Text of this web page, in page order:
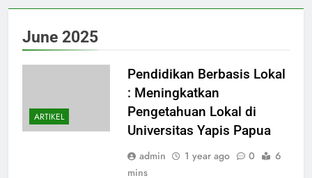
June 2025
ARTIKEL
Pendidikan Berbasis Lokal
: Meningkatkan
Pengetahuan Lokal di
Universitas Yapis Papua
admin 1 year ago 0
6
mins